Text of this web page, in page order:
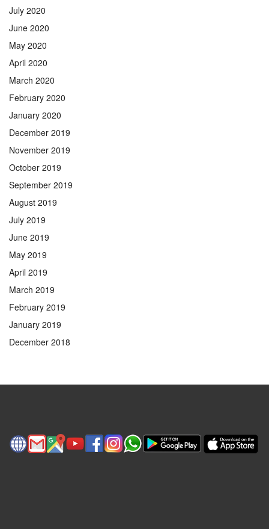
July 2020
June 2020
May 2020
April 2020
March 2020
February 2020
January 2020
December 2019
November 2019
October 2019
September 2019
August 2019
July 2019
June 2019
May 2019
April 2019
March 2019
February 2019
January 2019
December 2018